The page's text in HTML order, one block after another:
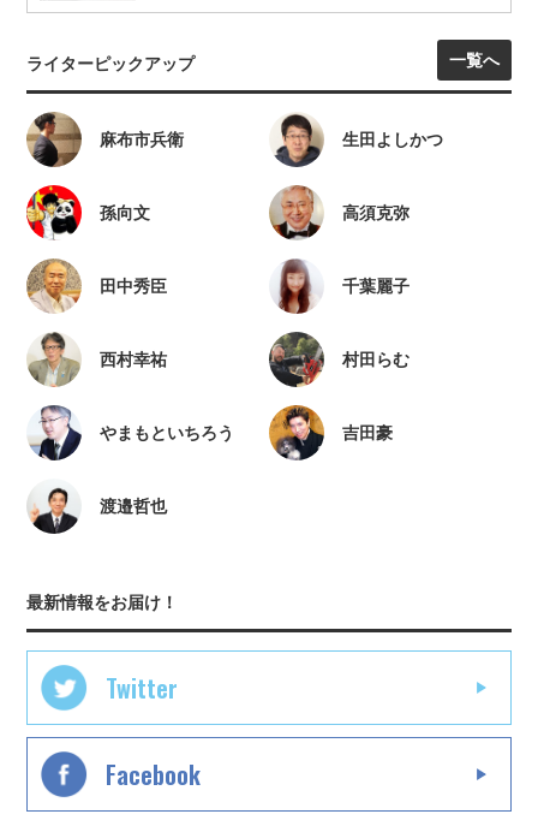
ライターピックアップ 一覧へ
麻布市兵衛 生田よしかつ
孫向文 高須克弥
田中秀臣 千葉麗子
西村幸祐 村田らむ
やまもといちろう 吉田豪
渡邉哲也
最新情報をお届け！
Twitter
Facebook